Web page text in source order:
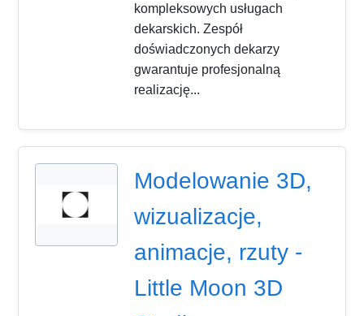
kompleksowych usługach
dekarskich. Zespół
doświadczonych dekarzy
gwarantuje profesjonalną
realizację...
Modelowanie 3D,
wizualizacje,
animacje, rzuty -
Little Moon 3D